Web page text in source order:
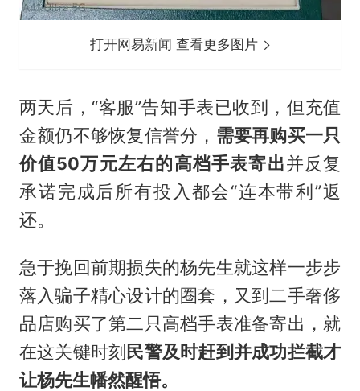
打开网易新闻 查看更多图片
两天后，“客服”告知手表已收到，但充值
金额仍不够恢复信誉分， 需要再购买一只
价值50万元左右的高档手表寄出并反复
承诺完成后所有投入都会“连本带利”返
还。
急于挽回前期损失的杨先生就这样一步步
落入骗子精心设计的圈套，又到二手奢侈
品店购买了第二只高档手表准备寄出，就
在这关键时刻民警及时赶到并成功拦截才
让杨先生幡然醒悟。